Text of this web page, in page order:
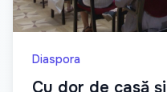
Diaspora
Cu dor de casă